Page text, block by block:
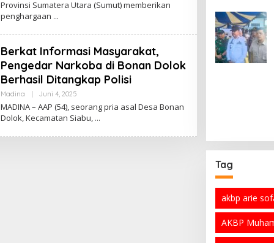
Provinsi Sumatera Utara (Sumut) memberikan
penghargaan
Berkat Informasi Masyarakat,
Pengedar Narkoba di Bonan Dolok
Berhasil Ditangkap Polisi
Madina Juni 4, 2025Oleh
MADINA – AAP (54), seorang pria asal Desa Bonan
Dolok, Kecamatan Siabu,
Tag
akbp arie
AKBP